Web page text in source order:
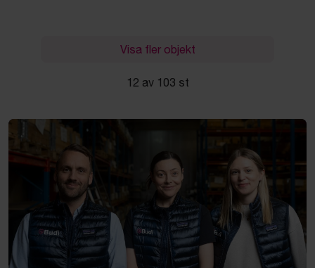
Visa fler objekt
12 av 103 st